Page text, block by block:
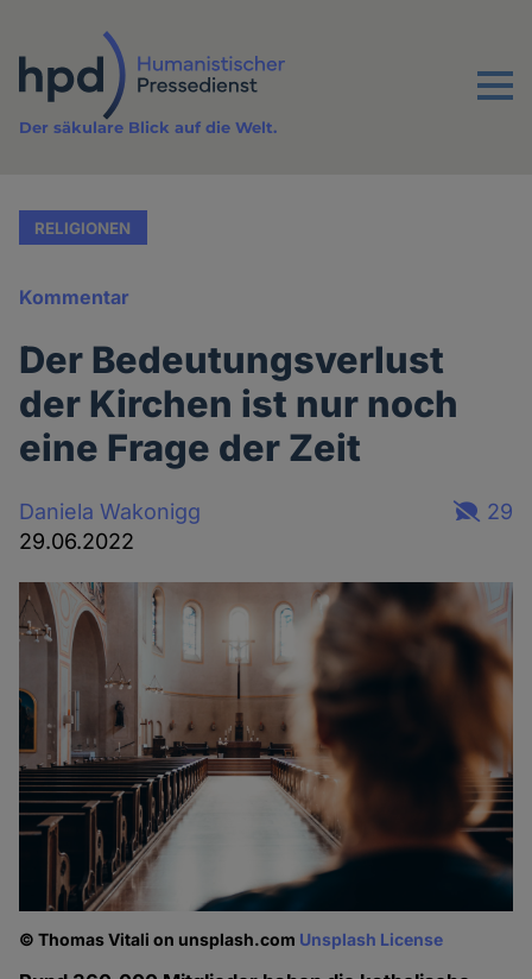
Inhalt
Menu
Der säkulare Blick auf die Welt.
RELIGIONEN
Kommentar
Der Bedeutungsverlust
der Kirchen ist nur noch
eine Frage der Zeit
Daniela Wakonigg
29.06.2022
29
© Thomas Vitali on unsplash.com Unsplash License